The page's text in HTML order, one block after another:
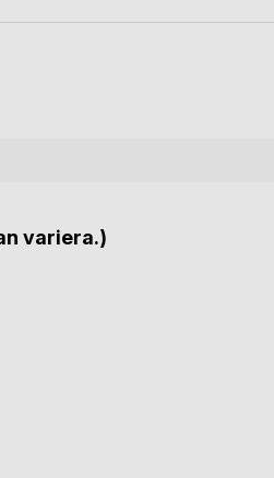
variera.)